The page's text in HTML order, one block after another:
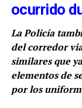
ocurrido
La Policía
del corredor
similares que
elementos de
por los